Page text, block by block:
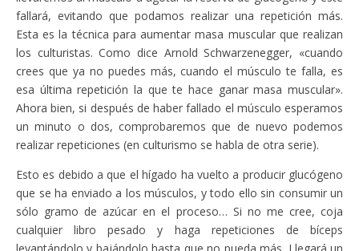
fallará, evitando que podamos realizar una repetición más.
Esta es la técnica para aumentar masa muscular que realizan
los culturistas. Como dice Arnold Schwarzenegger, «cuando
crees que ya no puedes más, cuando el músculo te falla, es
esa última repetición la que te hace ganar masa muscular».
Ahora bien, si después de haber fallado el músculo esperamos
un minuto o dos, comprobaremos que de nuevo podemos
realizar repeticiones (en culturismo se habla de otra serie).
Esto es debido a que el hígado ha vuelto a producir glucógeno
que se ha enviado a los músculos, y todo ello sin consumir un
sólo gramo de azúcar en el proceso… Si no me cree, coja
cualquier libro pesado y haga repeticiones de bíceps